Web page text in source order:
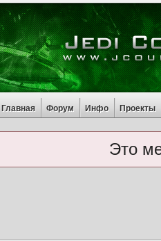
Главная Форум Инфо Проекты
Это